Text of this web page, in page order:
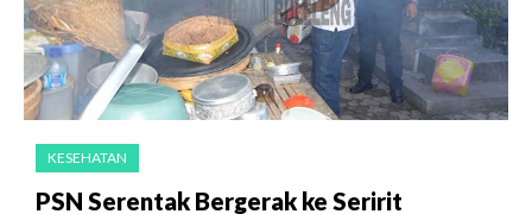
KESEHATAN
PSN Serentak Bergerak ke Seririt